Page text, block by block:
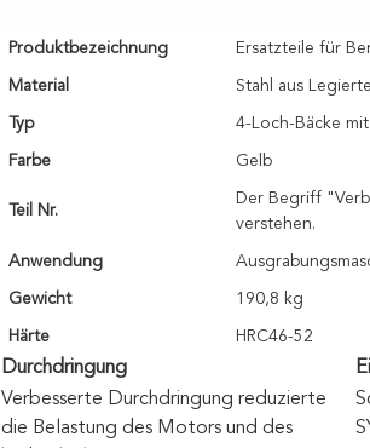
Produktbezeichnung Ersatzteile für
Material Stahl aus
Typ 4-Loch-Bäcke
Farbe Gelb
Teil Nr.
Der Begriff
verstehen.
Anwendung
Gewicht 190,8 kg
Härte HRC46-52
Durchdringung
Verbesserte Durchdringung reduzierte
die Belastung des Motors und des